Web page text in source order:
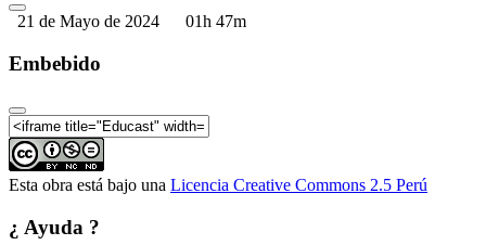
21 de Mayo de 2024 01h 47m
Embebido
Esta obra está bajo una Licencia Creative Commons 2.5 Perú
¿ Ayuda ?